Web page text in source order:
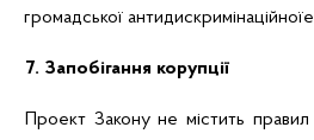
громадської
7. Запобігання корупції
Проект Закону не містить